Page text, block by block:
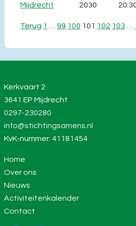
Mijdrecht
2030
Berichten
Terug 1 99 100 101 102 103
Kerkvaart 2
3641 EP Mijdrecht
0297-230280
info@stichtingsamens.nl
KvK-nummer: 41181454
Home
Over ons
Nieuws
Activiteitenkalender
Contact